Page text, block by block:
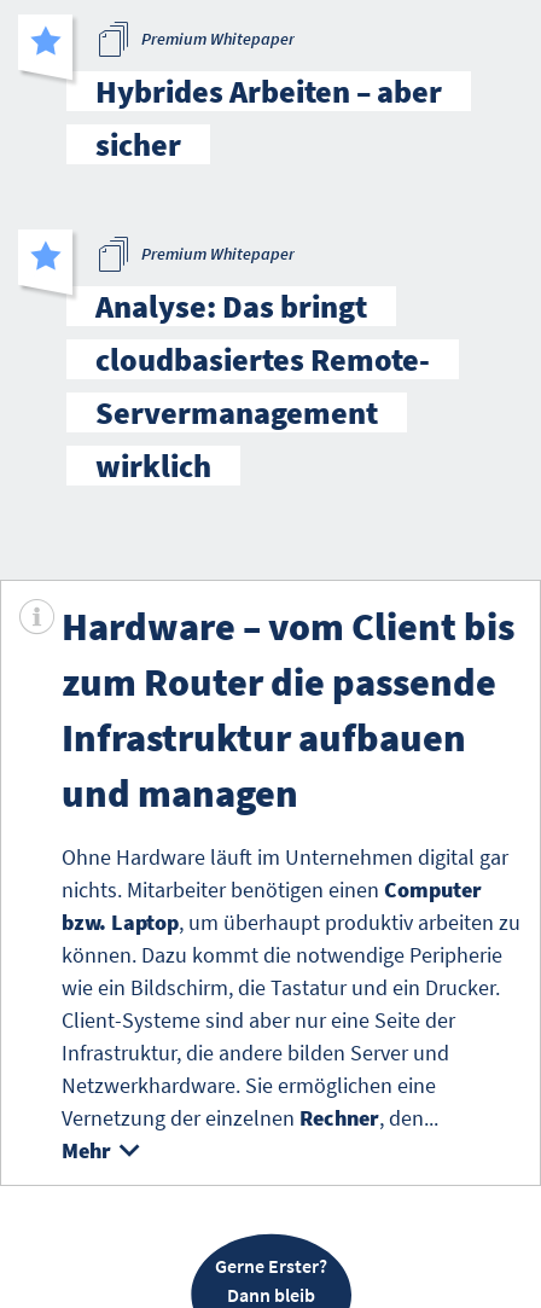
Premium Whitepaper
Hybrides Arbeiten – aber
sicher
Premium Whitepaper
Analyse: Das bringt
cloudbasiertes Remote-
Servermanagement
wirklich
Hardware – vom Client bis
zum Router die passende
Infrastruktur aufbauen
und managen
Ohne Hardware läuft im Unternehmen digital gar
nichts. Mitarbeiter benötigen einen Computer
bzw. Laptop, um überhaupt produktiv arbeiten zu
können. Dazu kommt die notwendige Peripherie
wie ein Bildschirm, die Tastatur und ein Drucker.
Client-Systemesind aber nur eine Seite der
Infrastruktur, die andere bilden Serverund
Netzwerkhardware. Sie ermöglichen eine
Vernetzung der einzelnen Rechner, den...
Mehr
Gerne Erster?
Dann bleib